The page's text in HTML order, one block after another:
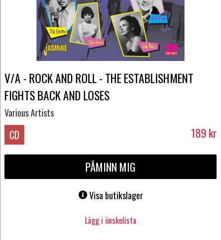
V/A - ROCK AND ROLL - THE ESTABLISHMENT
FIGHTS BACK AND LOSES
Various Artists
CD 189 kr
PÅMINN MIG
Visa butikslager
Lägg i önskelista